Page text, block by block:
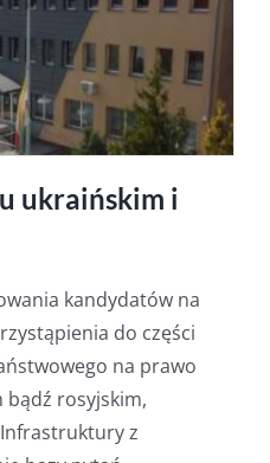
ukraińskim i
kandydatów na
do części
na prawo
bądź rosyjskim,
z